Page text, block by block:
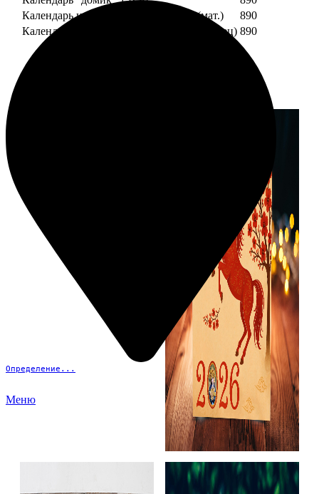
Определение...
Меню
Календарь настольный А5 210х148 (мат.)
890
Календарь настольный А5 210х148 (глянец) 890